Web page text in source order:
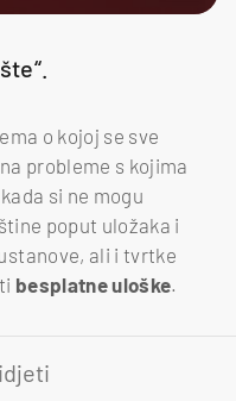
o kojoj se sve
probleme s kojima
si ne mogu
poput uložaka i
ali i tvrtke
besplatne uloške.